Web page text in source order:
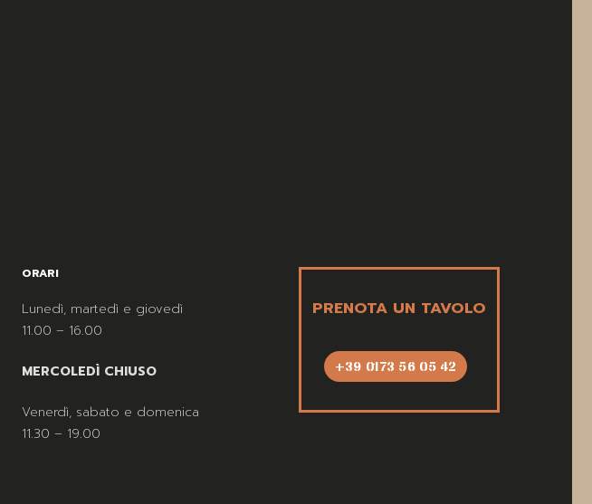
ORARI
Lunedì, martedì e giovedì
11.00 – 16.00
MERCOLEDÌ CHIUSO
Venerdì, sabato e domenica
11.30 – 19.00
PRENOTA UN TAVOLO
+39 0173 56 05 42